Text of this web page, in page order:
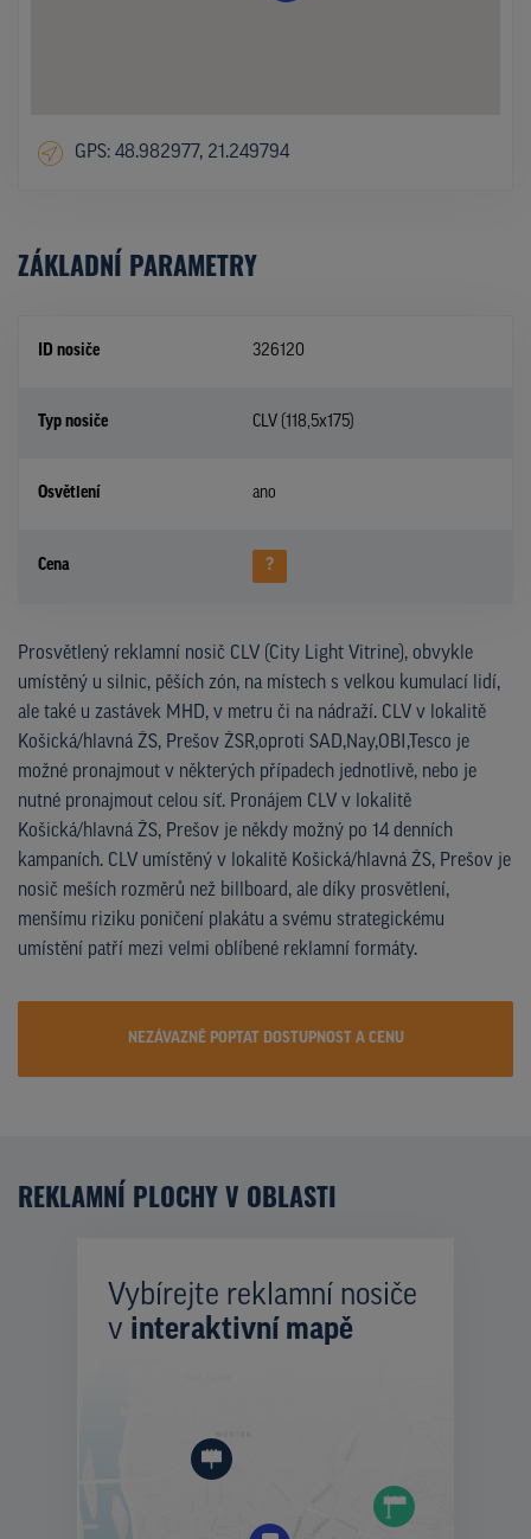
GPS: 48.982977, 21.249794
ZÁKLADNÍ PARAMETRY
ID nosiče 326120
Typ nosiče CLV (118,5x175)
Osvětlení ano
Cena ?
Prosvětlený reklamní nosič CLV (City Light Vitrine), obvykle
umístěný u silnic, pěších zón, na místech s velkou kumulací lidí,
ale také u zastávek MHD, v metru či na nádraží. CLV v lokalitě
Košická/hlavná ŽS, Prešov ŽSR,oproti SAD,Nay,OBI,Tesco je
možné pronajmout v některých případech jednotlivě, nebo je
nutné pronajmout celou síť. Pronájem CLV v lokalitě
Košická/hlavná ŽS, Prešov je někdy možný po 14 denních
kampaních. CLV umístěný v lokalitě Košická/hlavná ŽS, Prešov je
nosič meších rozměrů než billboard, ale díky prosvětlení,
menšímu riziku poničení plakátu a svému strategickému
umístění patří mezi velmi oblíbené reklamní formáty.
NEZÁVAZNĚ POPTAT DOSTUPNOST A CENU
REKLAMNÍ PLOCHY V OBLASTI
Vybírejte reklamní nosiče
v interaktivní mapě